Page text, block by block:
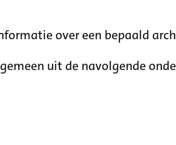
over een bepaald
uit de navolgende